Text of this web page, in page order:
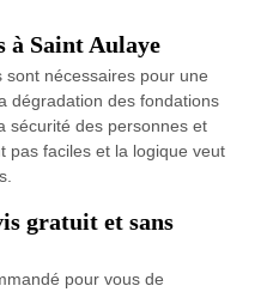
à Saint Aulaye
nécessaires pour une
dégradation des fondations
sécurité des personnes et
pas faciles et la logique veut
gratuit et sans
pour vous de